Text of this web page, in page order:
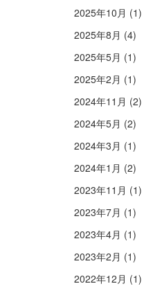
2025年10月 (1)
2025年8月 (4)
2025年5月 (1)
2025年2月 (1)
2024年11月 (2)
2024年5月 (2)
2024年3月 (1)
2024年1月 (2)
2023年11月 (1)
2023年7月 (1)
2023年4月 (1)
2023年2月 (1)
2022年12月 (1)